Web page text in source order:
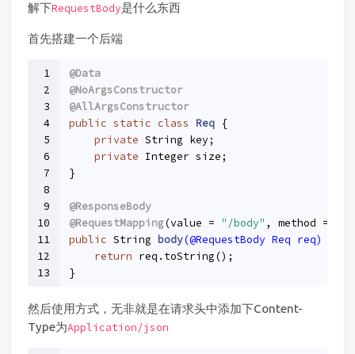
解下RequestBody是什么东西
首先搭建一个后端
1
2
3
4
5
6
7
8
9
10
11
12
13
@Data
@NoArgsConstructor
@AllArgsConstructor
public static class Req
{
private String key;
private Integer size;
}
@ResponseBody
@RequestMapping(value = "/body" , method =
public String body(@RequestBody Req req)
return req.toString();
}
然后使用方式，无非就是在请求头中添加下Content-
Type为Application/json